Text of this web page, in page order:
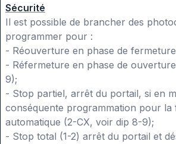
Sécurité
Il est possible de brancher des
programmer pour :
- Réouverture en phase de
- Réfermeture en phase de
9);
- Stop partiel, arrêt du portail, si en
conséquente programmation pour la
automatique (2-CX, voir dip 8-9);
- Stop total (1-2) arrêt du portail et